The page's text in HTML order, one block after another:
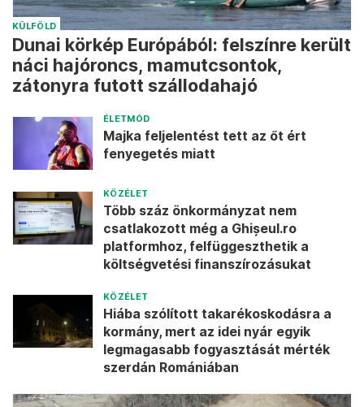
KÜLFÖLD
Dunai körkép Európából: felszínre került
náci hajóroncs, mamutcsontok,
zátonyra futott szállodahajó
ÉLETMÓD
Majka feljelentést tett az őt ért
fenyegetés miatt
KÖZÉLET
Több száz önkormányzat nem
csatlakozott még a Ghișeul.ro
platformhoz, felfüggeszthetik a
költségvetési finanszírozásukat
KÖZÉLET
Hiába szólított takarékoskodásra a
kormány, mert az idei nyár egyik
legmagasabb fogyasztását mérték
szerdán Romániában